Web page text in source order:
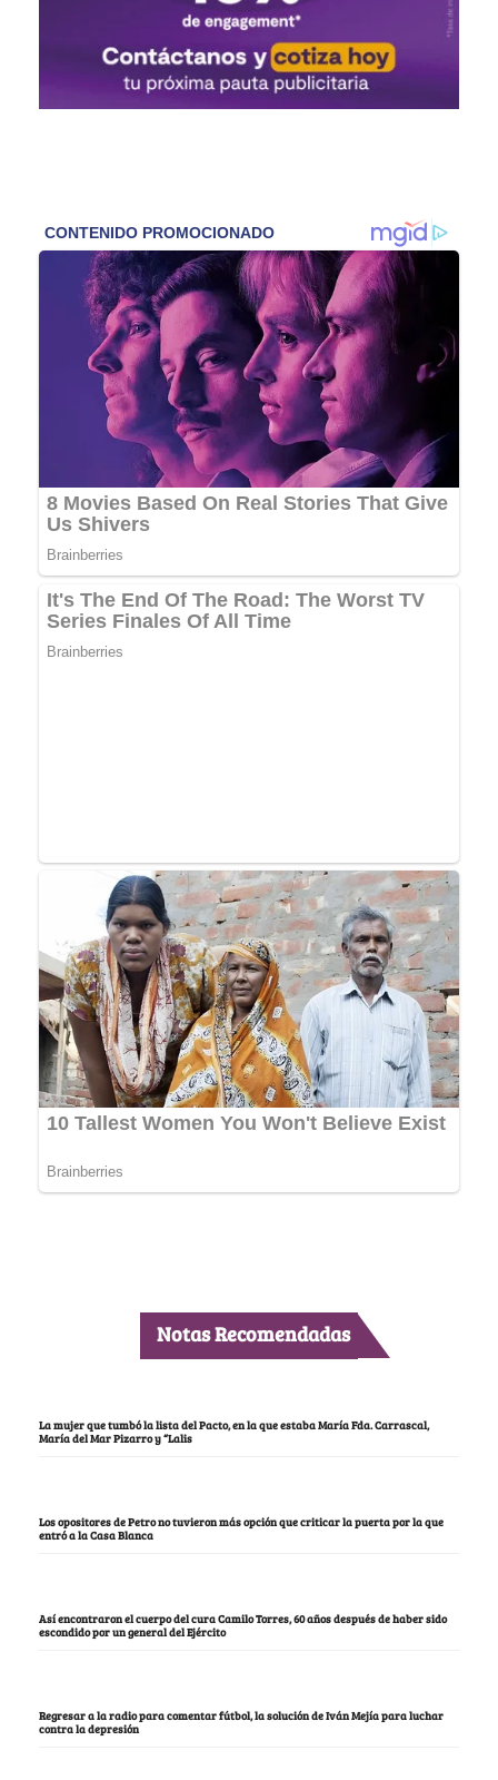
Notas Recomendadas
La mujer que tumbó la lista del Pacto, en la que estaba María Fda. Carrascal,
María del Mar Pizarro y “Lalis
Los opositores de Petro no tuvieron más opción que criticar la puerta por la que
entró a la Casa Blanca
Así encontraron el cuerpo del cura Camilo Torres, 60 años después de haber sido
escondido por un general del Ejército
Regresar a la radio para comentar fútbol, la solución de Iván Mejía para luchar
contra la depresión